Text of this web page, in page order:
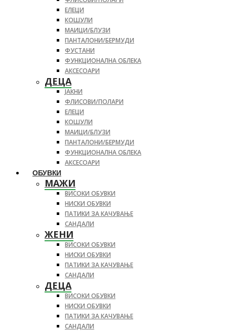
ЕЛЕЦИ
КОШУЛИ
МАИЦИ/БЛУЗИ
ПАНТАЛОНИ/БЕРМУДИ
ФУСТАНИ
ФУНКЦИОНАЛНА ОБЛЕКА
АКСЕСОАРИ
ДЕЦА
ЈАКНИ
ФЛИСОВИ/ПОЛАРИ
ЕЛЕЦИ
КОШУЛИ
МАИЦИ/БЛУЗИ
ПАНТАЛОНИ/БЕРМУДИ
ФУНКЦИОНАЛНА ОБЛЕКА
АКСЕСОАРИ
ОБУВКИ
МАЖИ
ВИСОКИ ОБУВКИ
НИСКИ ОБУВКИ
ПАТИКИ ЗА КАЧУВАЊЕ
САНДАЛИ
ЖЕНИ
ВИСОКИ ОБУВКИ
НИСКИ ОБУВКИ
ПАТИКИ ЗА КАЧУВАЊЕ
САНДАЛИ
ДЕЦА
ВИСОКИ ОБУВКИ
НИСКИ ОБУВКИ
ПАТИКИ ЗА КАЧУВАЊЕ
САНДАЛИ